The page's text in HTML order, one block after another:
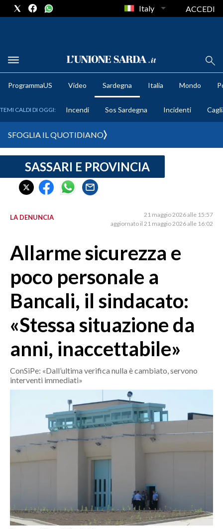
METEO
CRONACA SARDEGNA
CAGLIARI
SULCIS IGLESIENTE
SASSARI E PROVINCIA
GALLURA
NUORO E PROVINCIA
OGLIASTRA
AGENDA
ITALIA
MONDO
SERVIZI ALLE IMPRESE
LAVORO
SPORT
Italy ACCEDI
ProgrammaUS Video Sardegna Italia Mondo
TEMI CALDI DI OGGI: Incendi Sos Sardegna Incidenti
SFOGLIA IL QUOTIDIANO
SASSARI E PROVINCIA
LA DENUNCIA
21 maggio 2026 alle 15:57
aggiornato il 21 maggio 2026 alle 16:02
Allarme sicurezza e
poco personale a
Bancali, il sindacato:
«Stessa situazione da
anni, inaccettabile»
ConSiPe: «Dall’ultima verifica nulla è cambiato, servono
interventi immediati»